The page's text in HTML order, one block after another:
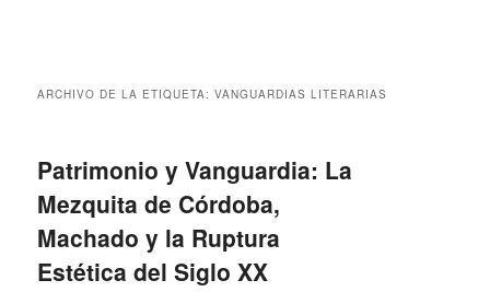
ARCHIVO DE LA ETIQUETA:VANGUARDIAS LITERARIAS
Patrimonio y Vanguardia: La
Mezquita de Córdoba,
Machado y la Ruptura
Estética del Siglo XX